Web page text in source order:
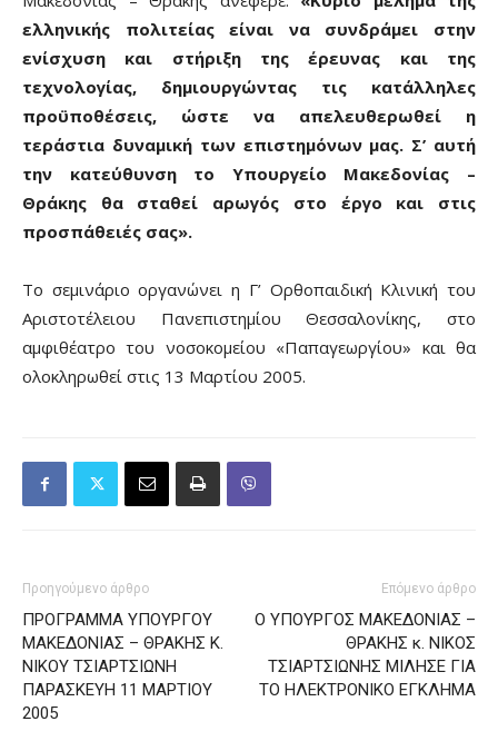
ελληνικής πολιτείας είναι να συνδράμει στην
ενίσχυση και στήριξη της έρευνας και της
τεχνολογίας, δημιουργώντας τις κατάλληλες
προϋποθέσεις, ώστε να απελευθερωθεί η
τεράστια δυναμική των επιστημόνων μας. Σ’ αυτή
την κατεύθυνση το Υπουργείο Μακεδονίας –
Θράκης θα σταθεί αρωγός στο έργο και στις
προσπάθειές σας».
Το σεμινάριο οργανώνει η Γ’ Ορθοπαιδική Κλινική του
Αριστοτέλειου Πανεπιστημίου Θεσσαλονίκης, στο
αμφιθέατρο του νοσοκομείου «Παπαγεωργίου» και θα
ολοκληρωθεί στις 13 Μαρτίου 2005.
Προηγούμενο άρθρο
ΠΡΟΓΡΑΜΜΑ ΥΠΟΥΡΓΟΥ
ΜΑΚΕΔΟΝΙΑΣ – ΘΡΑΚΗΣ Κ.
ΝΙΚΟΥ ΤΣΙΑΡΤΣΙΩΝΗ
ΠΑΡΑΣΚΕΥΗ 11 ΜΑΡΤΙΟΥ
2005
Επόμενο άρθρο
Ο ΥΠΟΥΡΓΟΣ ΜΑΚΕΔΟΝΙΑΣ –
ΘΡΑΚΗΣ κ. ΝΙΚΟΣ
ΤΣΙΑΡΤΣΙΩΝΗΣ ΜΙΛΗΣΕ ΓΙΑ
ΤΟ ΗΛΕΚΤΡΟΝΙΚΟ ΕΓΚΛΗΜΑ